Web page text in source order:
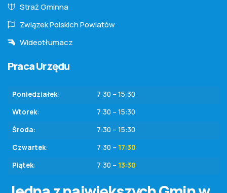
Praca Urzędu
Poniedziałek:
7:30 – 15:30
Wtorek:
7:30 – 15:30
Środa:
7:30 – 15:30
Czwartek: 7:30 – 17:30
Piątek: 7:30 – 13:30
Straż Gminna
Związek Polskich Powiatów
Wideotłumacz